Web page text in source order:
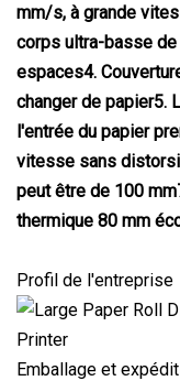
mm/s, à grande
corps ultra-basse
espaces4.
changer de papier5.
l'entrée du papier
vitesse sans
peut être de 100
thermique 80 mm
Profil de l'entreprise
Emballage et